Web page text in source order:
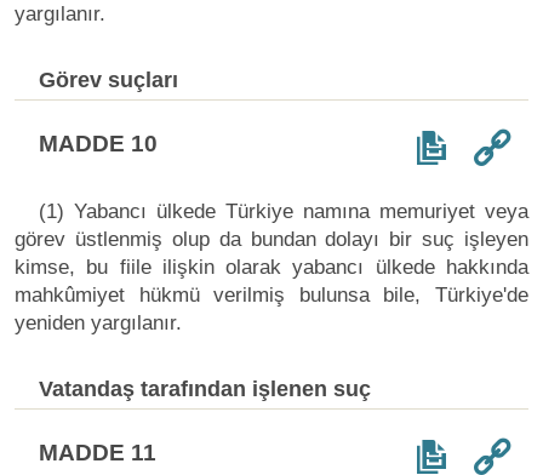
yargılanır.
Görev suçları
MADDE 10
(1) Yabancı ülkede Türkiye namına memuriyet veya
görev üstlenmiş olup da bundan dolayı bir suç işleyen
kimse, bu fiile ilişkin olarak yabancı ülkede hakkında
mahkûmiyet hükmü verilmiş bulunsa bile, Türkiye'de
yeniden yargılanır.
Vatandaş tarafından işlenen suç
MADDE 11